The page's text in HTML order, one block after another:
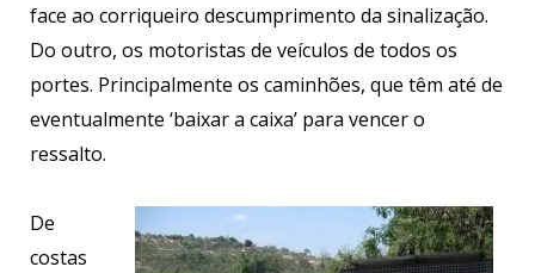
face ao corriqueiro descumprimento da sinalização.
Do outro, os motoristas de veículos de todos os
portes. Principalmente os caminhões, que têm até de
eventualmente ‘baixar a caixa’ para vencer o
ressalto.
De
costas